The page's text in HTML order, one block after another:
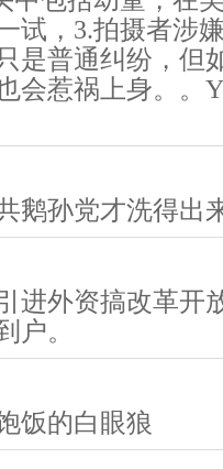
试，3.拍摄者涉
是普通纠纷，但
会惹祸上身。。
鹅孙党才洗得出
进外资搞改革开
户。
饭的白眼狼